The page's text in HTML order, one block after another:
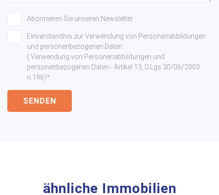
Abonnieren Sie unseren Newsletter
Einverständnis zur Verwendung von Personenabbildungen
und personenbezogenen Daten
( Verwendung von Personenabbildungen und
personenbezogenen Daten - Artikel 13, D.Lgs 30/06/2003
n.196)*
SENDEN
ähnliche Immobilien